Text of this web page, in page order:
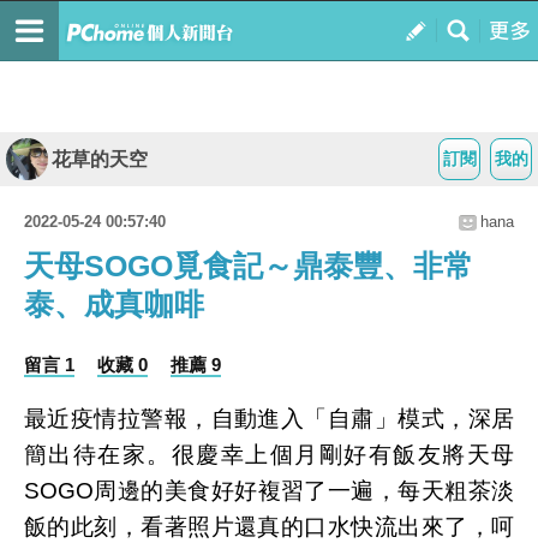
我的
訂閱
花草的天空
2022-05-24 00:57:40 hana
天母SOGO覓食記～鼎泰豐、非常
泰、成真咖啡
留言 1 收藏 0 推薦 9
最近疫情拉警報，自動進入「自肅」模式，深居
簡出待在家。很慶幸上個月剛好有飯友將天母
SOGO周邊的美食好好複習了一遍，每天粗茶淡
飯的此刻，看著照片還真的口水快流出來了，呵